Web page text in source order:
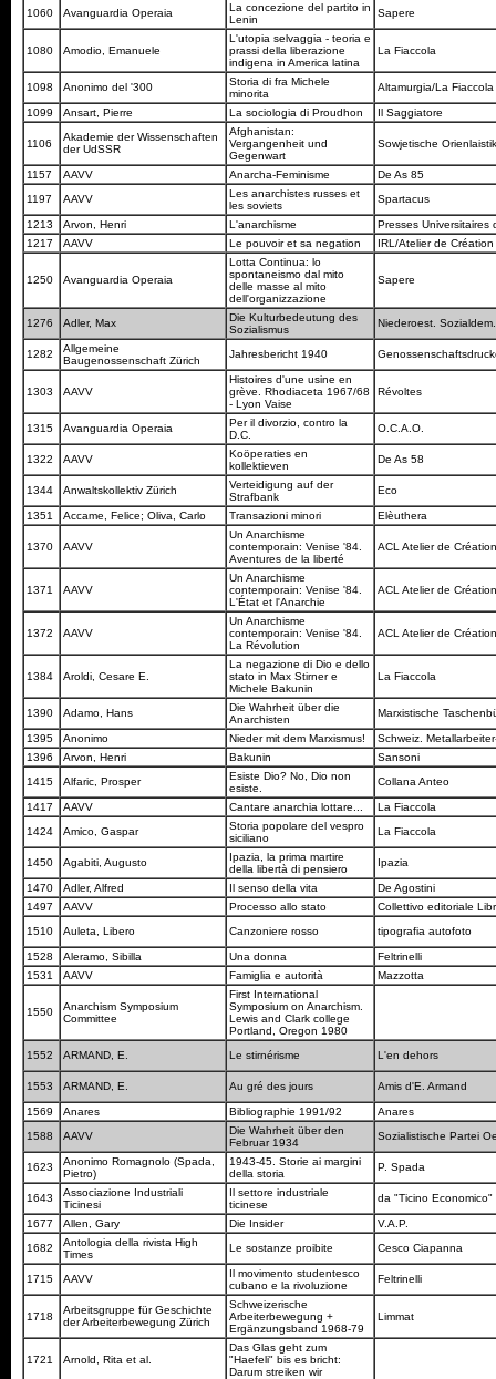
1060 Avanguardia Operaia
La concezione del partito in
Lenin
Sapere
1080 Amodio, Emanuele
L'utopia selvaggia - teoria e
prassi della liberazione
indigena in America latina
La Fiaccola
1098 Anonimo del '300
Storia di fra Michele
minorita
Altamurgia/La Fiaccola
1099 Ansart, Pierre La sociologia di Proudhon Il Saggiatore
1106
Akademie der Wissenschaften
der UdSSR
Afghanistan:
Vergangenheit und
Gegenwart
Sowjetische
1157 AAVV Anarcha-Feminisme
De As 85
1197
AAVV
Les anarchistes russes et
les soviets
Spartacus
1213 Arvon, Henri L'anarchisme
Presses Universitaires
1217
AAVV Le pouvoir et sa negation IRL/Atelier de
1250 Avanguardia Operaia
Lotta Continua: lo
spontaneismo dal mito
delle masse al mito
dell'organizzazione
Sapere
1276 Adler, Max
Die Kulturbedeutung des
Sozialismus
Niederoest.
1282
Allgemeine
Baugenossenschaft Zürich
Jahresbericht 1940
1303 AAVV
Histoires d'une usine en
grève. Rhodiaceta 1967/68
- Lyon Vaise
Révoltes
1315 Avanguardia Operaia
Per il divorzio, contro la
D.C.
O.C.A.O.
1322 AAVV
Koöperaties en
kollektieven
De As 58
1344 Anwaltskollektiv Zürich
Verteidigung auf der
Strafbank
Eco
1351 Accame, Felice; Oliva, Carlo Transazioni minori Elèuthera
1370 AAVV
Un Anarchisme
contemporain: Venise '84.
Aventures de la liberté
ACL Atelier de
1371 AAVV
Un Anarchisme
contemporain: Venise '84.
L'État et l'Anarchie
ACL Atelier de
1372 AAVV
Un Anarchisme
contemporain: Venise '84.
La Révolution
ACL Atelier de
1384 Aroldi, Cesare E.
La negazione di Dio e dello
stato in Max Stirner e
Michele Bakunin
La Fiaccola
1390 Adamo, Hans
Die Wahrheit über die
Anarchisten
Marxistische
1395 Anonimo Nieder mit dem Marxismus!
Schweiz.
1396
Arvon, Henri Bakunin
Sansoni
1415
Alfaric, Prosper
Esiste Dio? No, Dio non
esiste.
Collana Anteo
1417 AAVV Cantare anarchia lottare...
La Fiaccola
1424
Amico, Gaspar
Storia popolare del vespro
siciliano
La Fiaccola
1450 Agabiti, Augusto
Ipazia, la prima martire
della libertà di pensiero
Ipazia
1470 Adler, Alfred Il senso della vita
De Agostini
1497
AAVV Processo allo stato
Collettivo editoriale
1510
Auleta, Libero Canzoniere rosso tipografia autofoto
1528 Aleramo, Sibilla Una donna
Feltrinelli
1531
AAVV Famiglia e autorità Mazzotta
1550
Anarchism Symposium
Committee
First International
Symposium on Anarchism.
Lewis and Clark college
Portland, Oregon 1980
1552
ARMAND, E. Le stirnérisme L'en dehors
1553 ARMAND, E. Au gré des jours Amis d'E. Armand
1569 Anares Bibliographie 1991/92
Anares
1588
AAVV
Die Wahrheit über den
Februar 1934
Sozialistische Partei
1623
Anonimo Romagnolo (Spada,
Pietro)
1943-45. Storie ai margini
della storia
P. Spada
1643
Associazione Industriali
Ticinesi
Il settore industriale
ticinese
da "Ticino
1677 Allen, Gary Die Insider
V.A.P.
1682
Antologia della rivista High
Times
Le sostanze proibite Cesco Ciapanna
1715 AAVV
Il movimento studentesco
cubano e la rivoluzione
Feltrinelli
1718
Arbeitsgruppe für Geschichte
der Arbeiterbewegung Zürich
Schweizerische
Arbeiterbewegung +
Ergänzungsband 1968-79
Limmat
1721 Arnold, Rita et al.
Das Glas geht zum
"Haefeli" bis es bricht:
Darum streiken wir